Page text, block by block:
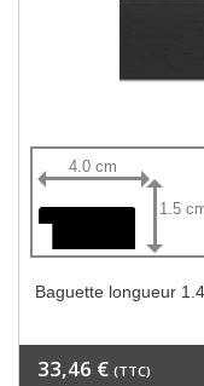
4.0 cm
1.5
Baguette longueur
33,46 € (TTC)